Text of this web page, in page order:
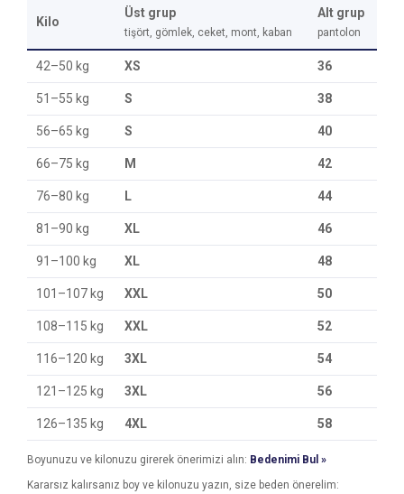
Kilo
Üst grup
tişört, gömlek, ceket, mont, kaban
Alt grup
pantolon
42–50 kg XS 36
51–55 kg S 38
56–65 kg S 40
66–75 kg M 42
76–80 kg L 44
81–90 kg XL 46
91–100 kg XL 48
101–107 kg XXL 50
108–115 kg XXL 52
116–120 kg 3XL 54
121–125 kg 3XL 56
126–135 kg 4XL 58
Boyunuzu ve kilonuzu girerek önerimizi alın: Bedenimi Bul »
Kararsız kalırsanız boy ve kilonuzu yazın, size beden önerelim: